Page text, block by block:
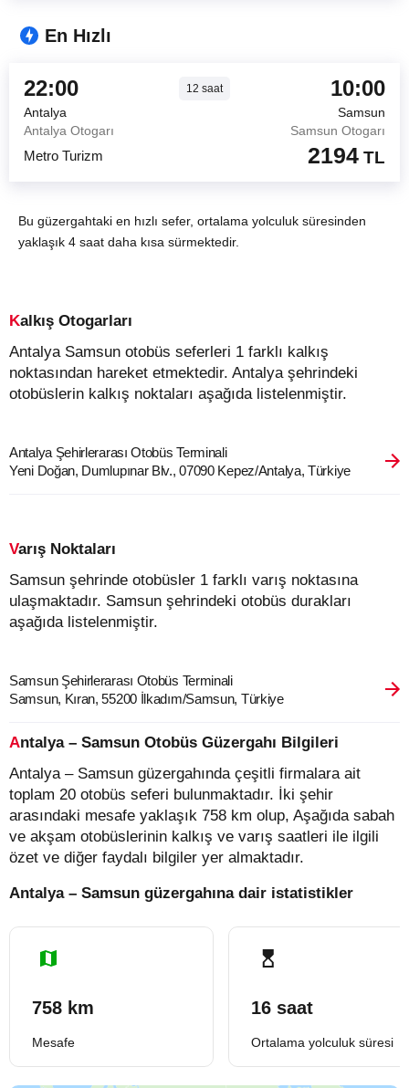
En Hızlı
22:00 12 saat 10:00
Antalya
Samsun
Antalya Otogarı
Samsun Otogarı
Metro Turizm 2194 TL
Bu güzergahtaki en hızlı sefer, ortalama yolculuk süresinden
yaklaşık 4 saat daha kısa sürmektedir.
Kalkış Otogarları
Antalya Samsun otobüs seferleri 1 farklı kalkış
noktasından hareket etmektedir. Antalya şehrindeki
otobüslerin kalkış noktaları aşağıda listelenmiştir.
Antalya Şehirlerarası Otobüs Terminali
Yeni Doğan, Dumlupınar Blv., 07090 Kepez/Antalya, Türkiye
Varış Noktaları
Samsun şehrinde otobüsler 1 farklı varış noktasına
ulaşmaktadır. Samsun şehrindeki otobüs durakları
aşağıda listelenmiştir.
Samsun Şehirlerarası Otobüs Terminali
Samsun, Kıran, 55200 İlkadım/Samsun, Türkiye
Antalya – Samsun Otobüs Güzergahı Bilgileri
Antalya – Samsun güzergahında çeşitli firmalara ait
toplam 20 otobüs seferi bulunmaktadır. İki şehir
arasındaki mesafe yaklaşık 758 km olup, Aşağıda sabah
ve akşam otobüslerinin kalkış ve varış saatleri ile ilgili
özet ve diğer faydalı bilgiler yer almaktadır.
Antalya – Samsun güzergahına dair istatistikler
758 km
Mesafe
16 saat
Ortalama yolculuk süresi